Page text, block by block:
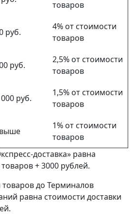
товаров
руб.
4% от стоимости
товаров
руб.
2,5% от стоимости
товаров
руб.
1,5% от стоимости
товаров
выше
1% от стоимости
товаров
доставка» равна
+ 3000 рублей.
товаров до Терминалов
равна стоимости доставки